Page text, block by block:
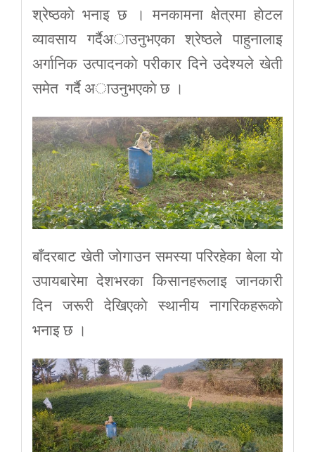
श्रेष्ठकाे भनाइ छ । मनकामना क्षेत्रमा हाेटल
व्यावसाय गर्दैअाउनुभएका श्रेष्ठले पाहुनालाइ
अर्गानिक उत्पादनकाे परीकार दिने उदेश्यले खेती
समेत गर्दै अाउनुभएकाे छ ।
बाँदरबाट खेती जाेगाउन समस्या परिरहेका बेला याे
उपायबारेमा देशभरका किसानहरूलाइ जानकारी
दिन जरूरी देखिएकाे स्थानीय नागरिकहरूकाे
भनाइ छ ।